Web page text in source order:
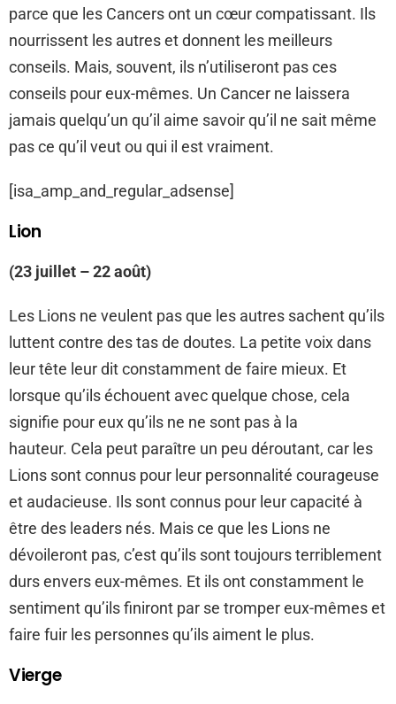
parce que les Cancers ont un cœur compatissant. Ils
nourrissent les autres et donnent les meilleurs
conseils. Mais, souvent, ils n’utiliseront pas ces
conseils pour eux-mêmes. Un Cancer ne laissera
jamais quelqu’un qu’il aime savoir qu’il ne sait même
pas ce qu’il veut ou qui il est vraiment.
[isa_amp_and_regular_adsense]
Lion
(23 juillet – 22 août)
Les Lions ne veulent pas que les autres sachent qu’ils
luttent contre des tas de doutes. La petite voix dans
leur tête leur dit constamment de faire mieux. Et
lorsque qu’ils échouent avec quelque chose, cela
signifie pour eux qu’ils ne ne sont pas à la
hauteur. Cela peut paraître un peu déroutant, car les
Lions sont connus pour leur personnalité courageuse
et audacieuse. Ils sont connus pour leur capacité à
être des leaders nés. Mais ce que les Lions ne
dévoileront pas, c’est qu’ils sont toujours terriblement
durs envers eux-mêmes. Et ils ont constamment le
sentiment qu’ils finiront par se tromper eux-mêmes et
faire fuir les personnes qu’ils aiment le plus.
Vierge